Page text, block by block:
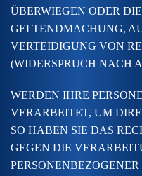
ÜBERWIEGEN ODER
GELTENDMACHUNG,
VERTEIDIGUNG VON
(WIDERSPRUCH NACH
WERDEN IHRE
VERARBEITET, UM
SO HABEN SIE DAS
GEGEN DIE